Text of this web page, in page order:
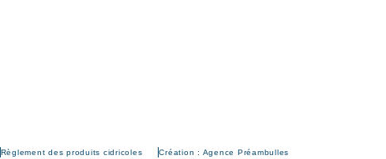
Règlement des produits cidricoles Création : Agence Préambulles